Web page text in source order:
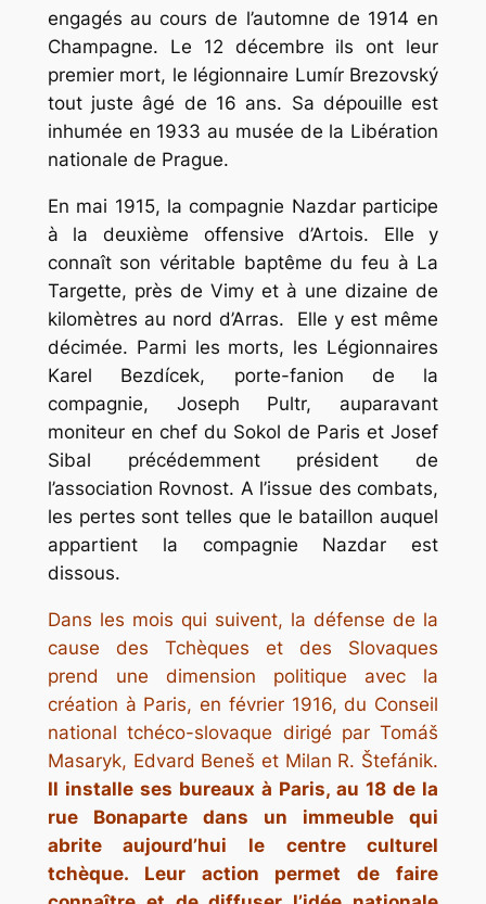
engagés au cours de l’automne de 1914 en
Champagne. Le 12 décembre ils ont leur
premier mort, le légionnaire Lumír Brezovský
tout juste âgé de 16 ans. Sa dépouille est
inhumée en 1933 au musée de la Libération
nationale de Prague.
En mai 1915, la compagnie Nazdar participe
à la deuxième offensive d’Artois. Elle y
connaît son véritable baptême du feu à La
Targette, près de Vimy et à une dizaine de
kilomètres au nord d’Arras. Elle y est même
décimée. Parmi les morts, les Légionnaires
Karel Bezdícek, porte-fanion de la
compagnie, Joseph Pultr, auparavant
moniteur en chef du Sokol de Paris et Josef
Sibal précédemment président de
l’association Rovnost. A l’issue des combats,
les pertes sont telles que le bataillon auquel
appartient la compagnie Nazdar est
dissous.
Dans les mois qui suivent, la défense de la
cause des Tchèques et des Slovaques
prend une dimension politique avec la
création à Paris, en février 1916, du Conseil
national tchéco-slovaque dirigé par Tomáš
Masaryk, Edvard Beneš et Milan R. Štefánik.
Il installe ses bureaux à Paris, au 18 de la
rue Bonaparte dans un immeuble qui
abrite aujourd’hui le centre culturel
tchèque. Leur action permet de faire